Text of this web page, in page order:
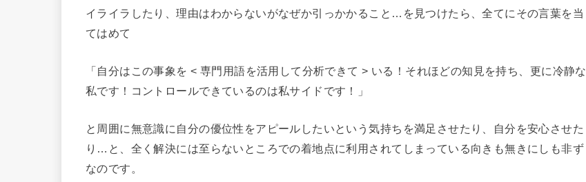
イライラしたり、理由はわからないがなぜか引っかかること…を見つけたら、全てにその言葉を当
てはめて
「自分はこの事象を < 専門用語を活用して分析できて > いる！それほどの知見を持ち、更に冷静な
私です！コントロールできているのは私サイドです！」
と周囲に無意識に自分の優位性をアピールしたいという気持ちを満足させたり、自分を安心させた
り…と、全く解決には至らないところでの着地点に利用されてしまっている向きも無きにしも非ず
なのです。